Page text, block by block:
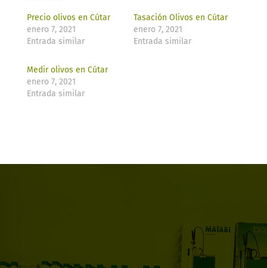
Precio olivos en Cútar
enero 7, 2021
Entrada similar
Tasación Olivos en Cútar
enero 7, 2021
Entrada similar
Medir olivos en Cútar
enero 7, 2021
Entrada similar